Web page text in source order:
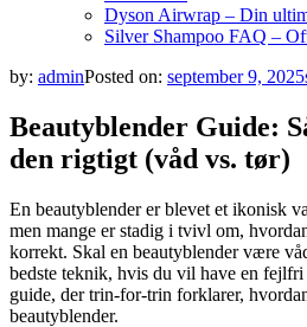
Dyson Airwrap – Din
Silver Shampoo FAQ –
by: adminPosted on: september 9, 2025
Beautyblender Guide:
den rigtigt (våd vs. tør)
En beautyblender er blevet et ikonisk
men mange er stadig i tvivl om,
korrekt. Skal en beautyblender være
bedste teknik, hvis du vil have en
guide, der trin-for-trin forklarer,
beautyblender.